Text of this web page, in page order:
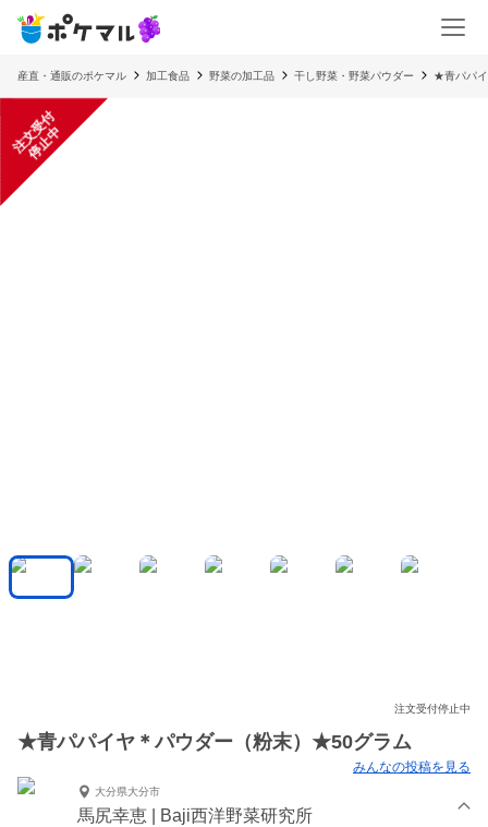
産直・通販のポケマル 加工食品 野菜の加工品 干し野菜・野菜パウダー ★青パパ
注
文
受
付
停
止
中
注文受付停止中
★青パパイヤ＊パウダー（粉末）★50グラム
みんなの投稿を見る
大分県大分市
馬尻幸恵 | Baji西洋野菜研究所